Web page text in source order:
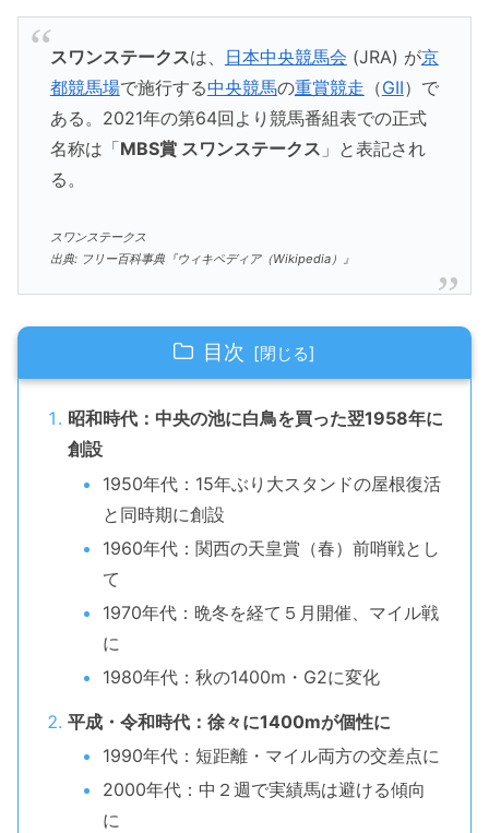
スワンステークスは、 日本中央競馬会 (JRA) が京
都競馬場で施行する中央競馬の重賞競走 （GII）で
ある。2021年の第64回より競馬番組表での正式
名称は「MBS賞 スワンステークス 」と表記され
る。
スワンステークス
出典: フリー百科事典『ウィキペディア（Wikipedia）』
目次
昭和時代：中央の池に白鳥を買った翌1958年に
創設
1950年代：15年ぶり大スタンドの屋根復活
と同時期に創設
1960年代：関西の天皇賞（春）前哨戦とし
て
1970年代：晩冬を経て５月開催、マイル戦
に
1980年代：秋の1400m・G2に変化
平成・令和時代：徐々に1400mが個性に
1990年代：短距離・マイル両方の交差点に
2000年代：中２週で実績馬は避ける傾向
に